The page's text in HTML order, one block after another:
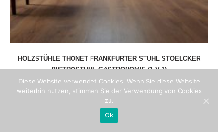
HOLZSTÜHLE THONET FRANKFURTER STUHL STOELCKER
BISTROSTUHL GASTRONOMIE (1 V 1)
Diese Website verwendet Cookies. Wenn Sie diese Website
weiterhin nutzen, stimmen Sie der Verwendung von Cookies
zu.
Ok